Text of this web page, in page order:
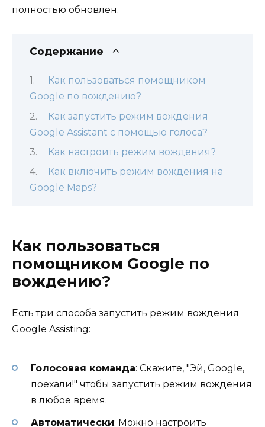
полностью обновлен.
Содержание
Как пользоваться помощником
Google по вождению?
Как запустить режим вождения
Google Assistant с помощью голоса?
Как настроить режим вождения?
Как включить режим вождения на
Google Maps?
Как пользоваться
помощником Google по
вождению?
Есть три способа запустить режим вождения
Google Assisting:
Голосовая команда: Скажите, "Эй, Google,
поехали!" чтобы запустить режим вождения
в любое время.
Автоматически: Можно настроить